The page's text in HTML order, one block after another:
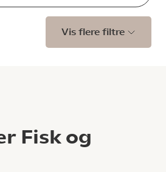
Vis flere filtre
Fisk og